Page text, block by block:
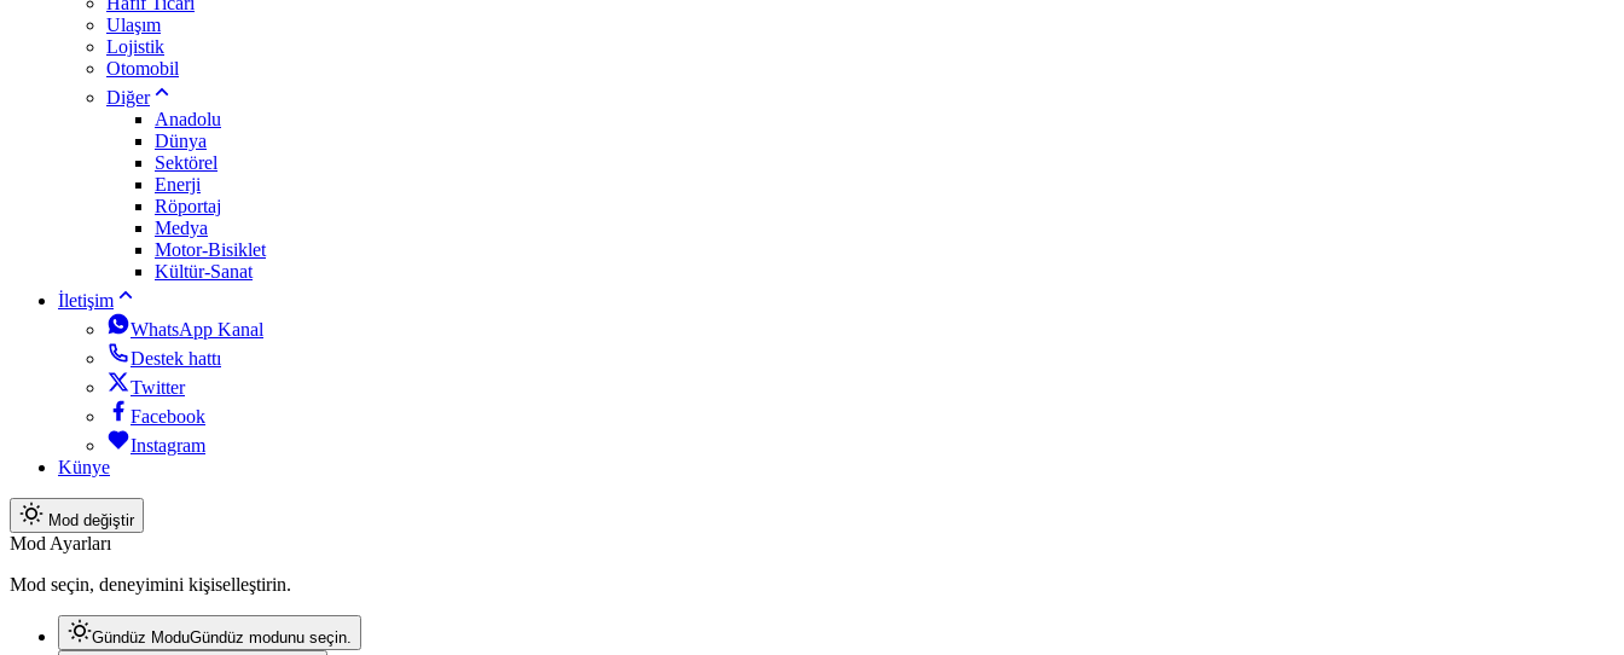
Ulaşım
Lojistik
Otomobil
Diğer
Anadolu
Dünya
Sektörel
Enerji
Röportaj
Medya
Motor-Bisiklet
Kültür-Sanat
İletişim
WhatsApp Kanal
Destek hattı
Twitter
Facebook
Instagram
Künye
Mod değiştir
Mod Ayarları
Mod seçin, deneyimini kişiselleştirin.
Gündüz ModuGündüz modunu seçin.